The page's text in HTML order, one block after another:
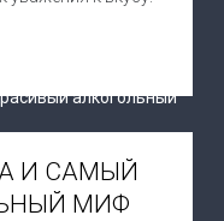
И САМЫЙ
МИФ